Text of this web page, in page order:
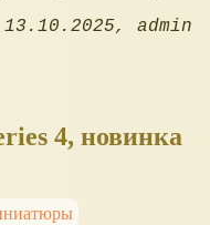
13.10.2025 admin
4, новинка